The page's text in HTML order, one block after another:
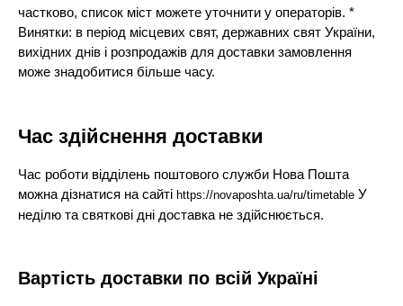
частково, список міст можете уточнити у операторів. *
Винятки: в період місцевих свят, державних свят України,
вихідних днів і розпродажів для доставки замовлення
може знадобитися більше часу.
Час здійснення доставки
Час роботи відділень поштового служби Нова Пошта
можна дізнатися на сайтіhttps://novaposhta.ua/ru/timetable У
неділю та святкові дні доставка не здійснюється.
Вартість доставки по всій Україні